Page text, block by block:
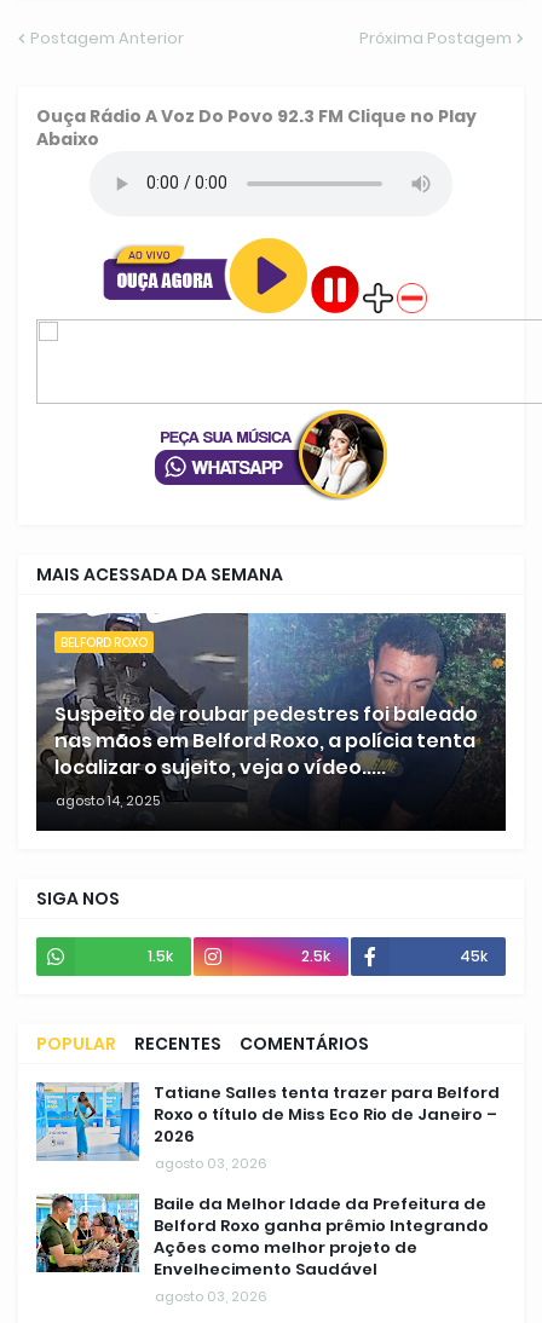
Postagem Anterior Próxima Postagem
Ouça Rádio A Voz Do Povo 92.3 FM Clique no Play
Abaixo
MAIS ACESSADA DA SEMANA
BELFORD ROXO
Suspeito de roubar pedestres foi baleado
nas mãos em Belford Roxo, a polícia tenta
localizar o sujeito, veja o vídeo.....
agosto 14, 2025
SIGA NOS
1.5k 2.5k 45k
POPULAR RECENTES COMENTÁRIOS
Tatiane Salles tenta trazer para Belford
Roxo o título de Miss Eco Rio de Janeiro –
2026
agosto 03, 2026
Baile da Melhor Idade da Prefeitura de
Belford Roxo ganha prêmio Integrando
Ações como melhor projeto de
Envelhecimento Saudável
agosto 03, 2026